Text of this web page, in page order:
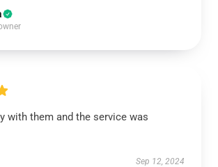
with them and the service was
Sep 12, 2024